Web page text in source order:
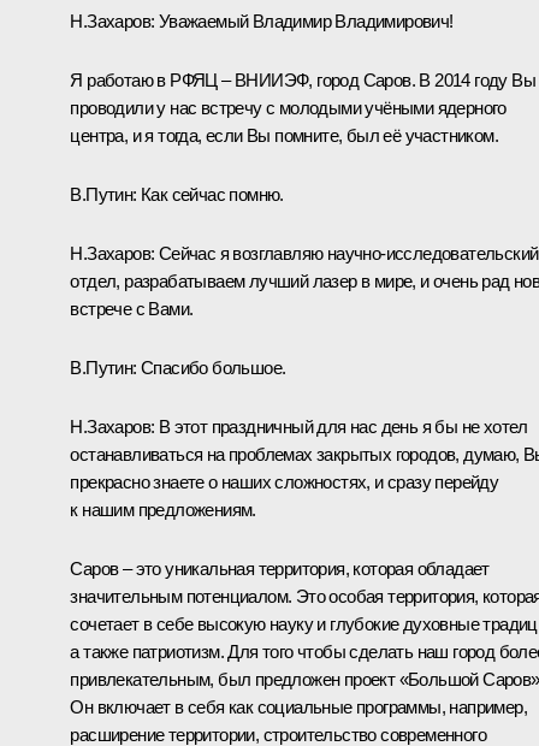
Н.Захаров: Уважаемый Владимир Владимирович!
Я работаю в РФЯЦ – ВНИИЭФ, город Саров. В 2014 году Вы
проводили у нас встречу с молодыми учёными ядерного
центра, и я тогда, если Вы помните, был её участником.
В.Путин: Как сейчас помню.
Н.Захаров: Сейчас я возглавляю научно‑исследовательский
отдел, разрабатываем лучший лазер в мире, и очень рад
встрече с Вами.
В.Путин: Спасибо большое.
Н.Захаров: В этот праздничный для нас день я бы не хотел
останавливаться на проблемах закрытых городов, думаю,
прекрасно знаете о наших сложностях, и сразу перейду
к нашим предложениям.
Саров – это уникальная территория, которая обладает
значительным потенциалом. Это особая территория,
сочетает в себе высокую науку и глубокие духовные
а также патриотизм. Для того чтобы сделать наш город
привлекательным, был предложен проект «Большой
Он включает в себя как социальные программы, например,
расширение территории, строительство современного